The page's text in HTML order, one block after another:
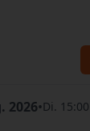
2026•Di. 15:00